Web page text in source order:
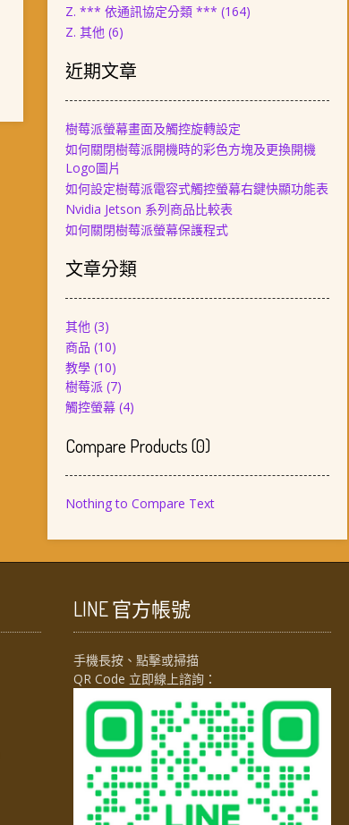
Z. *** 依通訊協定分類 *** (164)
Z. 其他 (6)
近期文章
樹莓派螢幕畫面及觸控旋轉設定
如何關閉樹莓派開機時的彩色方塊及更換開機
Logo圖片
如何設定樹莓派電容式觸控螢幕右鍵快顯功能表
Nvidia Jetson 系列商品比較表
如何關閉樹莓派螢幕保護程式
文章分類
其他(3)
商品 (10)
教學(10)
樹莓派(7)
觸控螢幕(4)
Compare Products(0)
Nothing to Compare Text
LINE 官方帳號
手機長按、點擊或掃描
QR Code 立即線上諮詢：